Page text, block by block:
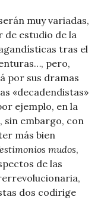
muy variadas,
estudio de la
tras el
pero,
por sus dramas
«decadendistas»
ejemplo, en la
sin embargo, con
más bien
mudos,
de las
dos codirige